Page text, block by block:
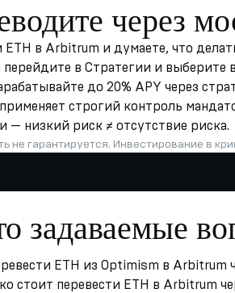
через
ETH в Arbitrum и думаете, что
перейдите в Стратегии и выберите
до 20% APY через
строгий контроль
— низкий риск ≠ отсутствие риска.
не гарантируется. Инвестирование в
задаваемые
ETH из Optimism в Arbitrum
стоит перевести ETH в Arbitrum